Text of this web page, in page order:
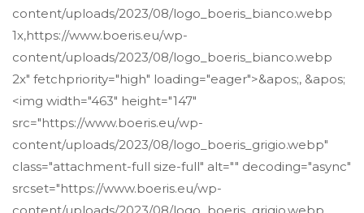
content/uploads/2023/08/logo_boeris_bianco.webp
1x,https://www.boeris.eu/wp-
content/uploads/2023/08/logo_boeris_bianco.webp
2x" fetchpriority="high" loading="eager">&apos;, &apos;
<img width="463" height="147"
src="https://www.boeris.eu/wp-
content/uploads/2023/08/logo_boeris_grigio.webp"
class="attachment-full size-full" alt="" decoding="async"
srcset="https://www.boeris.eu/wp-